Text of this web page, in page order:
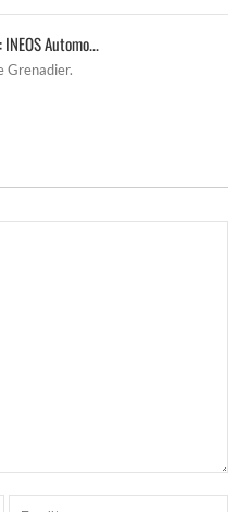
INEOS Automo...
Grenadier.